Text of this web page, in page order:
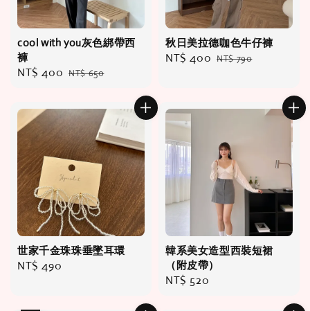
cool with you灰色綁帶西
褲
Sale
NT$ 400 Regular
NT$ 650
秋日美拉德咖色牛仔褲
Sale
NT$ 400 Regular
NT$ 790
世家千金珠珠垂墜耳環
Regular
NT$ 490
韓系美女造型西裝短裙
（附皮帶）
Regular
NT$ 520